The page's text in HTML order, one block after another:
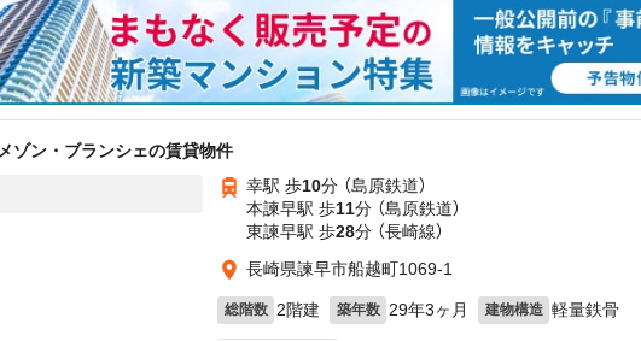
メゾン・ブランシェの賃貸物件
幸駅 歩10分 （島原鉄道）
本諫早駅 歩11分 （島原鉄道）
東諫早駅 歩28分 （長崎線）
長崎県諫早市船越町1069-1
総階数 2階建 築年数 29年3ヶ月 建物構造 軽量鉄骨